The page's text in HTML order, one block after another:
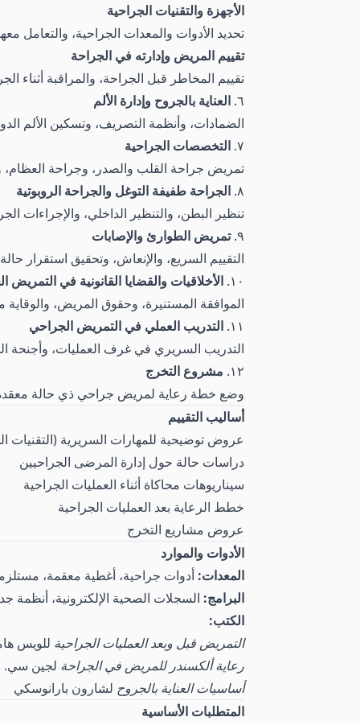
الأجهزة والتقنيات الجراحية
تحديد الأدوات والمعدات الجراحية، والتعامل
تقييم المريض وإدارته في الجراحة
تقييم المخاطر قبل الجراحة، والمراقبة أثناء
٦. العناية بالجروح وإدارة الألم
الضمادات، وأنظمة التصريف، وتسكين الألم
٧. التخصصات الجراحية
تمريض جراحة القلب والصدر، وجراحة العظام،
٨. الجراحة طفيفة التوغل والجراحة الروبوتية
تنظير البطن، والتنظير الداخلي، والإجراءات
٩. تمريض الطوارئ والإصابات
التقييم السريع، والإنعاش، وتحقيق استقرار
١٠. الأخلاقيات والقضايا القانونية في التمريض
الموافقة المستنيرة، وحقوق المريض، والوقاية
١١. التدريب العملي في التمريض الجراحي
التدريب السريري في غرف العمليات، وأجنحة
١٢. مشروع التخرج
وضع خطة رعاية لمريض جراحي ذي حالة
أساليب التقييم
عروض توضيحية للمهارات السريرية (التقنيات
دراسات حالة حول إدارة المرضى الجراحيين
سيناريوهات محاكاة أثناء العمليات الجراحية
خطط الرعاية بعد العمليات الجراحية
عروض مشاريع التخرج
الأدوات والموارد
المعدات: أدوات جراحية، أغطية معقمة،
البرامج: السجلات الصحية الإلكترونية، أنظمة
الكتب:
التمريض قبل وبعد العمليات الجراحية للويس
رعاية ألكسندر للمريض في الجراحة لجين سي.
أساسيات العناية بالجروح لشارون بارانوسكي
المتطلبات الأساسية